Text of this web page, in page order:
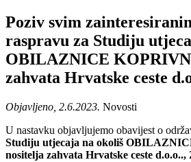
Poziv svim
raspravu za Studiju
OBILAZNICE
zahvata Hrvatske ceste
Objavljeno, 2.6.2023. Novosti
U nastavku objavljujemo obavijest o
Studiju utjecaja na okoliš
nositelja zahvata Hrvatske ceste d.o.o..,